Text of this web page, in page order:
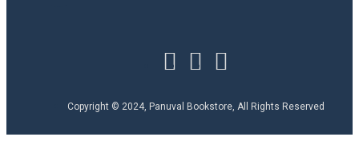
Copyright © 2024, Panuval Bookstore, All Rights Reserved